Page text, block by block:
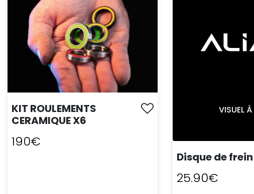
KIT ROULEMENTS
CERAMIQUE X6
190€
VISUEL À
disque de
25.90€